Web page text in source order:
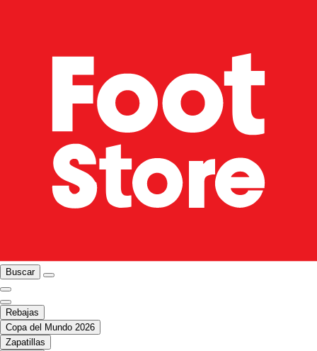
Buscar
Rebajas
Copa del Mundo 2026
Zapatillas